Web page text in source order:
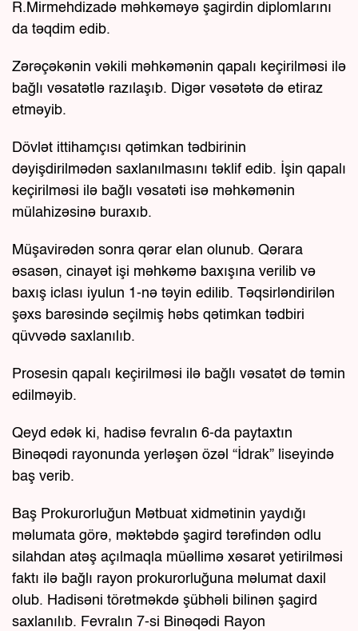
R.Mirmehdizadə məhkəməyə şagirdin diplomlarını
da təqdim edib.
Zərəçəkənin vəkili məhkəmənin qapalı keçirilməsi ilə
bağlı vəsatətlə razılaşıb. Digər vəsətətə də etiraz
etməyib.
Dövlət ittihamçısı qətimkan tədbirinin
dəyişdirilmədən saxlanılmasını təklif edib. İşin qapalı
keçirilməsi ilə bağlı vəsatəti isə məhkəmənin
mülahizəsinə buraxıb.
Müşavirədən sonra qərar elan olunub. Qərara
əsasən, cinayət işi məhkəmə baxışına verilib və
baxış iclası iyulun 1-nə təyin edilib. Təqsirləndirilən
şəxs barəsində seçilmiş həbs qətimkan tədbiri
qüvvədə saxlanılıb.
Prosesin qapalı keçirilməsi ilə bağlı vəsatət də təmin
edilməyib.
Qeyd edək ki, hadisə fevralın 6-da paytaxtın
Binəqədi rayonunda yerləşən özəl “İdrak” liseyində
baş verib.
Baş Prokurorluğun Mətbuat xidmətinin yaydığı
məlumata görə, məktəbdə şagird tərəfindən odlu
silahdan atəş açılmaqla müəllimə xəsarət yetirilməsi
faktı ilə bağlı rayon prokurorluğuna məlumat daxil
olub. Hadisəni törətməkdə şübhəli bilinən şagird
saxlanılıb. Fevralın 7-si Binəqədi Rayon